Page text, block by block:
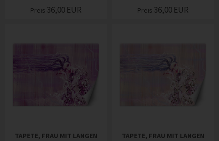
Preis 36,00 EUR
Preis 36,00 EUR
TAPETE, FRAU MIT LANGEN
TAPETE, FRAU MIT LANGEN